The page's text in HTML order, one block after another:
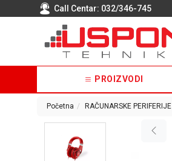
Call Centar: 032/346-745
PROIZVODI
Početna RAČUNARSKE PERIFERIJE